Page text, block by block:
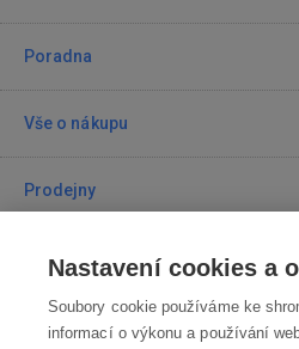
Poradna
Vše o nákupu
Prodejny
Kontakt
Kontaktujte nás
Nastavení cookies a
Soubory cookie používáme ke
informací o výkonu a používání